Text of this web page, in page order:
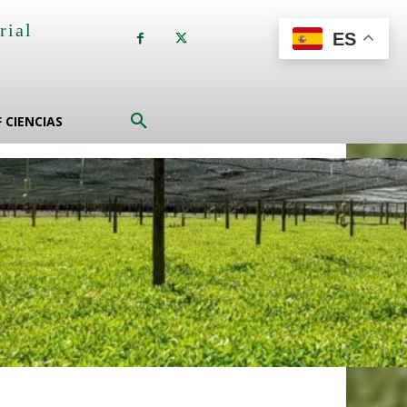
CIENCIAS
ES